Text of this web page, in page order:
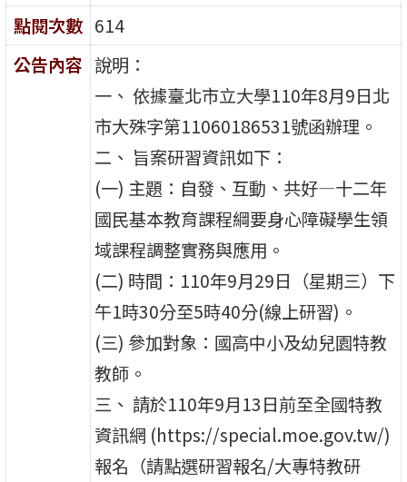
點閱次數 614
公告內容 說明：
一、 依據臺北市立大學110年8月9日北
市大殊字第11060186531號函辦理。
二、 旨案研習資訊如下：
(一) 主題：自發、互動、共好—十二年
國民基本教育課程綱要身心障礙學生領
域課程調整實務與應用。
(二) 時間：110年9月29日（星期三）下
午1時30分至5時40分(線上研習)。
(三) 參加對象：國高中小及幼兒園特教
教師。
三、 請於110年9月13日前至全國特教
資訊網 (https://special.moe.gov.tw/)
報名（請點選研習報名/大專特教研